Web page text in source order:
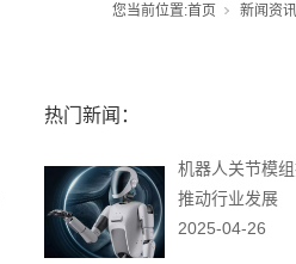
您当前位置:首页 新闻资讯
热门新闻：
机器人关节模组
推动行业发展
2025-04-26